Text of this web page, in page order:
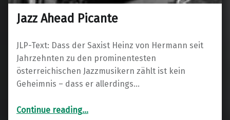
Jazz Ahead Picante
JLP-Text: Dass der Saxist Heinz von Hermann seit
Jahrzehnten zu den prominentesten
österreichischen Jazzmusikern zählt ist kein
Geheimnis – dass er allerdings…
Continue reading…